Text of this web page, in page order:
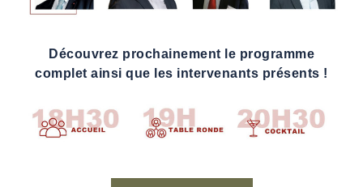
Découvrez prochainement le programme
complet ainsi que les intervenants présents !